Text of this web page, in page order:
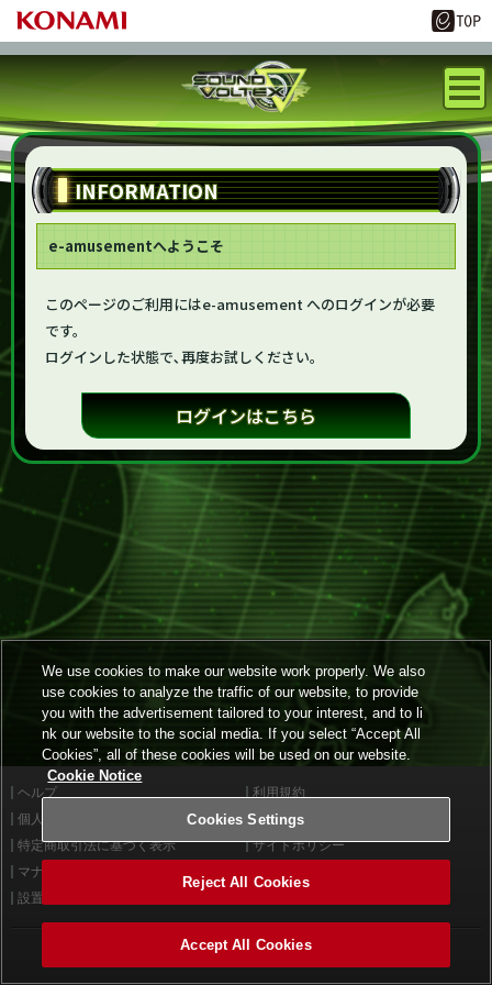
INFORMATION
e-amusementへようこそ
このページのご利用にはe-amusement へのログインが必要
です。
ログインした状態で､再度お試しください。
ログインはこちら
ヘルプ
利用規約
個人情報等保護方針
外部送信について
特定商取引法に基づく表示
サイトポリシー
マナー＆ルール
設置店舗検索
©2026 Konami Arcade Games
We use cookies to make our website work properly. We also
use cookies to analyze the traffic of our website, to provide
you with the advertisement tailored to your interest, and to li
nk our website to the social media. If you select “Accept All
Cookies”, all of these cookies will be used on our website.
Cookie Notice
Cookies Settings
Reject All Cookies
Accept All Cookies